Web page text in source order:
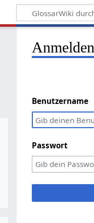
Anmelden
Benutzername
Passwort